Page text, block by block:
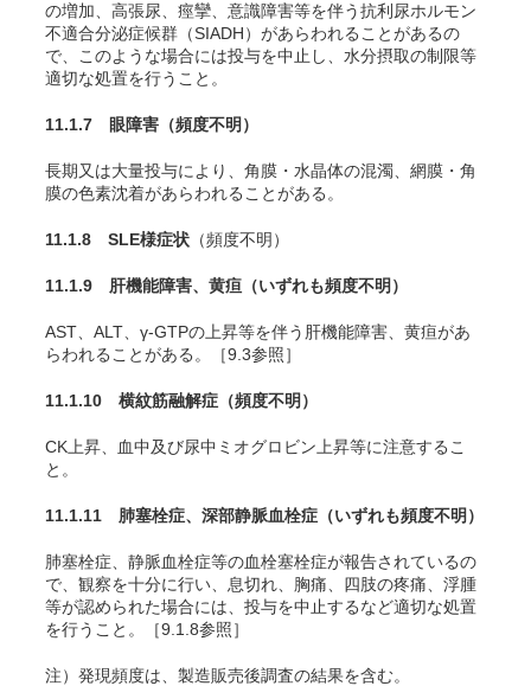
の増加、高張尿、痙攣、意識障害等を伴う抗利尿ホルモン
不適合分泌症候群（SIADH）があらわれることがあるの
で 、このような場合には投与を中止し、水分摂取の制限等
適切な処置を行うこと。
11.1.7 眼障害 （頻度不明）
長期又は大量投与により、角膜・水晶体の混濁、網膜・角
膜の色素沈着があらわれることがある。
11.1.8 SLE様症状 （頻度不明）
11.1.9 肝機能障害、黄疸 （いずれも頻度不明）
AST、ALT、γ-GTPの上昇等を伴う肝機能障害、黄疸があ
らわれることがある。［9.3参照］
11.1.10 横紋筋融解症 （頻度不明）
CK上昇、血中及び尿中ミオグロビン上昇等に注意するこ
と。
11.1.11 肺塞栓症、深部静脈血栓症 （いずれも頻度不明）
肺塞栓症、静脈血栓症等の血栓塞栓症が報告されているの
で、観察を十分に行い、息切れ、胸痛、四肢の疼痛、浮腫
等が認められた場合には、投与を中止するなど適切な処置
を行うこと。［9.1.8参照］
注）発現頻度は、製造販売後調査の結果を含む。